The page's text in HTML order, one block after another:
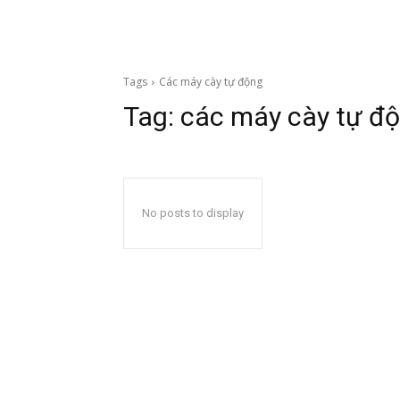
Tags Các máy cày tự động
Tag: các máy cày tự
No posts to display